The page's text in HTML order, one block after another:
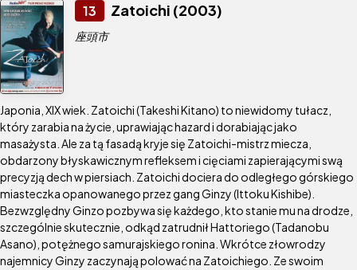
13 Zatoichi (2003)
座頭市
Japonia, XIX wiek. Zatoichi (Takeshi Kitano) to niewidomy tułacz,
który zarabia na życie, uprawiając hazard i dorabiając jako
masażysta. Ale za tą fasadą kryje się Zatoichi-mistrz miecza,
obdarzony błyskawicznym refleksem i cięciami zapierającymi swą
precyzją dech w piersiach. Zatoichi dociera do odległego górskiego
miasteczka opanowanego przez gang Ginzy (Ittoku Kishibe).
Bezwzględny Ginzo pozbywa się każdego, kto stanie mu na drodze,
szczególnie skutecznie, odkąd zatrudnił Hattoriego (Tadanobu
Asano), potężnego samurajskiego ronina. Wkrótce złowrodzy
najemnicy Ginzy zaczynają polować na Zatoichiego. Ze swoim